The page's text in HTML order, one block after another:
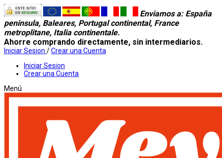
Enviamos a: España
peninsula, Baleares, Portugal continental, France
metroplitane, Italia continentale.
Ahorre comprando directamente, sin intermediarios.
Iniciar Sesion /Crear una Cuenta
Iniciar Sesion
Crear una Cuenta
Menú